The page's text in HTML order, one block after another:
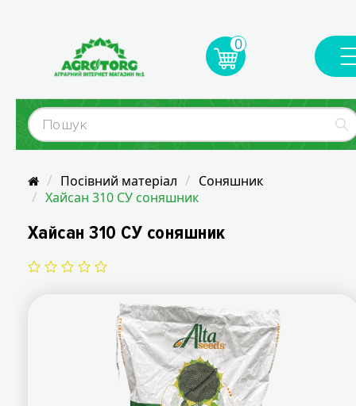
0
Посівний матеріал
Соняшник
Хайсан 310 СУ соняшник
Хайсан 310 СУ соняшник